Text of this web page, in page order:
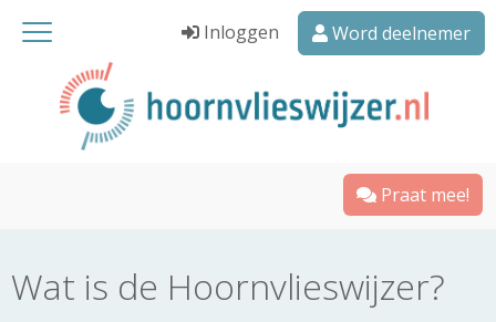
Inloggen Word deelnemer
Praat mee!
Wat is de Hoornvlieswijzer?